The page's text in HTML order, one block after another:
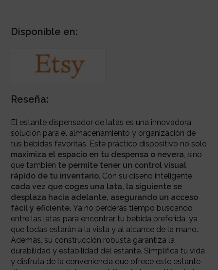
Disponible en:
Reseña:
El estante dispensador de latas es una innovadora
solución para el almacenamiento y organización de
tus bebidas favoritas. Este práctico dispositivo no solo
maximiza el espacio en tu despensa o nevera, sino
que también te permite tener un control visual
rápido de tu inventario. Con su diseño inteligente,
cada vez que coges una lata, la siguiente se
desplaza hacia adelante, asegurando un acceso
fácil y eficiente. Ya no perderás tiempo buscando
entre las latas para encontrar tu bebida preferida, ya
que todas estarán a la vista y al alcance de la mano.
Además, su construcción robusta garantiza la
durabilidad y estabilidad del estante. Simplifica tu vida
y disfruta de la conveniencia que ofrece este estante